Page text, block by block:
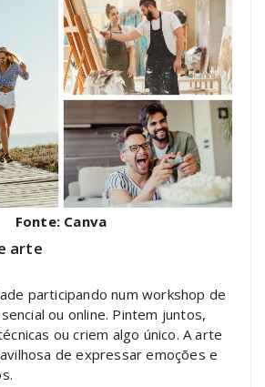
Fonte: Canva
arte
participando num workshop de
ou online. Pintem juntos,
ou criem algo único. A arte
de expressar emoções e